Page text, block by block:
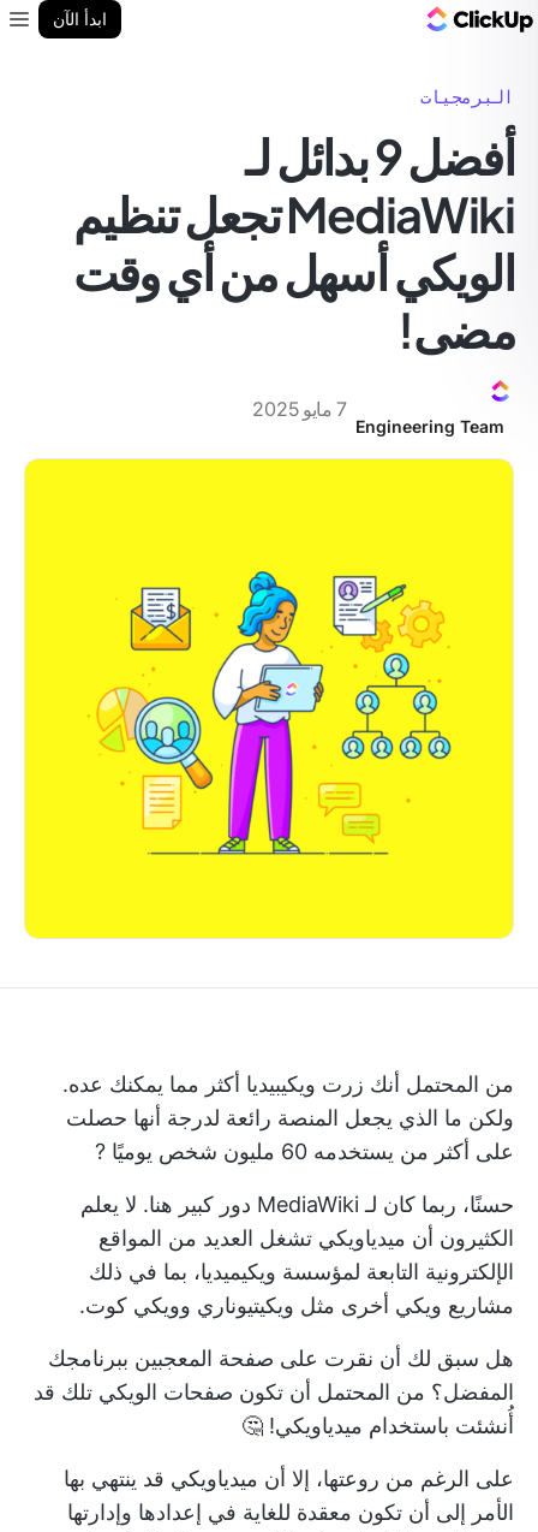
ابدأ الآن
البرمجيات
أفضل 9 بدائل لـ
MediaWiki تجعل تنظيم
الويكي أسهل من أي وقت
مضى!
Engineering Team
7 مايو 2025
من المحتمل أنك زرت ويكيبيديا أكثر مما يمكنك عده.
ولكن ما الذي يجعل المنصة رائعة لدرجة أنها حصلت
على أكثر من يستخدمه 60 مليون شخص يوميًا ?
حسنًا، ربما كان لـ MediaWiki دور كبير هنا. لا يعلم
الكثيرون أن ميدياويكي تشغل العديد من المواقع
الإلكترونية التابعة لمؤسسة ويكيميديا، بما في ذلك
مشاريع ويكي أخرى مثل ويكيتيوناري وويكي كوت.
هل سبق لك أن نقرت على صفحة المعجبين ببرنامجك
المفضل؟ من المحتمل أن تكون صفحات الويكي تلك قد
أُنشئت باستخدام ميدياويكي! 🤔
على الرغم من روعتها، إلا أن ميدياويكي قد ينتهي بها
الأمر إلى أن تكون معقدة للغاية في إعدادها وإدارتها